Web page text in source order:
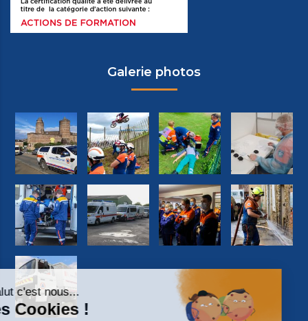
Galerie photos